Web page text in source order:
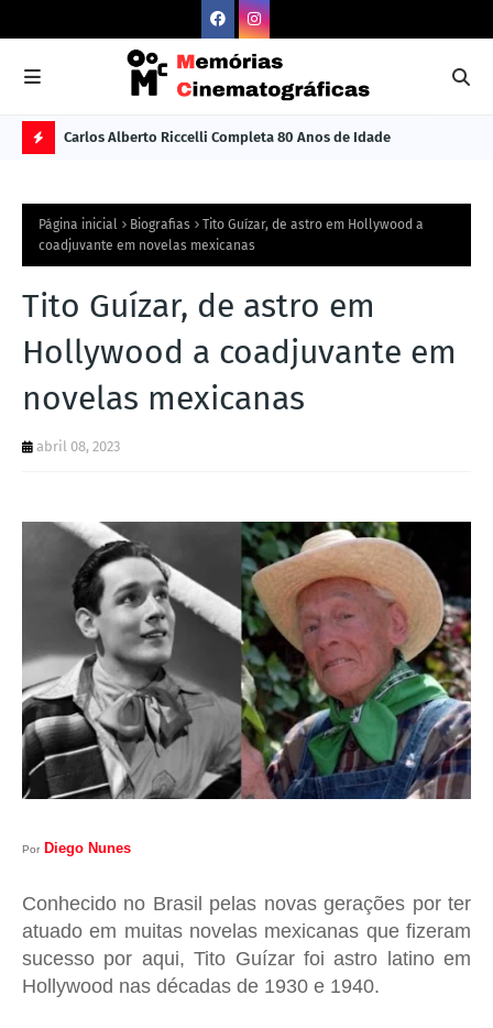
L
M
A
Carlos Alberto Riccelli Completa 80 Anos de Idade
Página inicial Biografias
Tito Guízar, de astro em Hollywood a
coadjuvante em novelas mexicanas
Tito Guízar, de astro em
Hollywood a coadjuvante em
novelas mexicanas
abril 08, 2023
Por Diego Nunes
Conhecido no Brasil pelas novas gerações por ter
atuado em muitas novelas mexicanas que fizeram
sucesso por aqui, Tito Guízar foi astro latino em
Hollywood nas décadas de 1930 e 1940.